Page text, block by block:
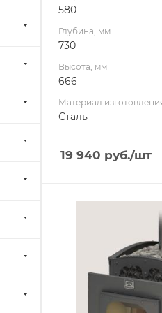
12
580
Глубина, мм
730
Высота, мм
666
Материал
Сталь
19 940 руб./шт
Высота, мм